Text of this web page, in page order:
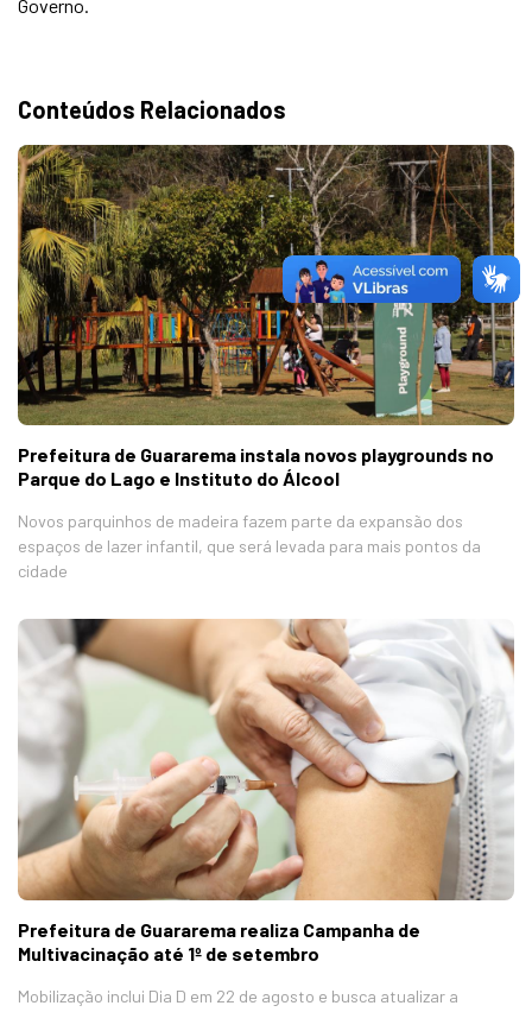
Governo.
Conteúdos Relacionados
Prefeitura de Guararema instala novos playgrounds no
Parque do Lago e Instituto do Álcool
Novos parquinhos de madeira fazem parte da expansão dos
espaços de lazer infantil, que será levada para mais pontos da
cidade
Prefeitura de Guararema realiza Campanha de
Multivacinação até 1º de setembro
Mobilização inclui Dia D em 22 de agosto e busca atualizar a